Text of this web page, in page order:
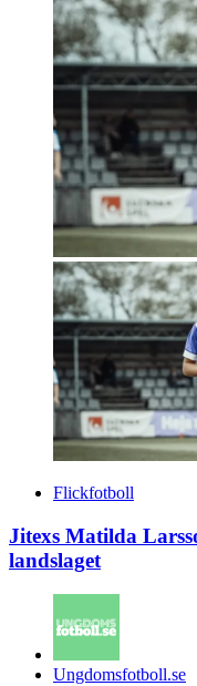
Flickfotboll
Jitexs Matilda
landslaget
Posted
Ungdomsfotboll.se